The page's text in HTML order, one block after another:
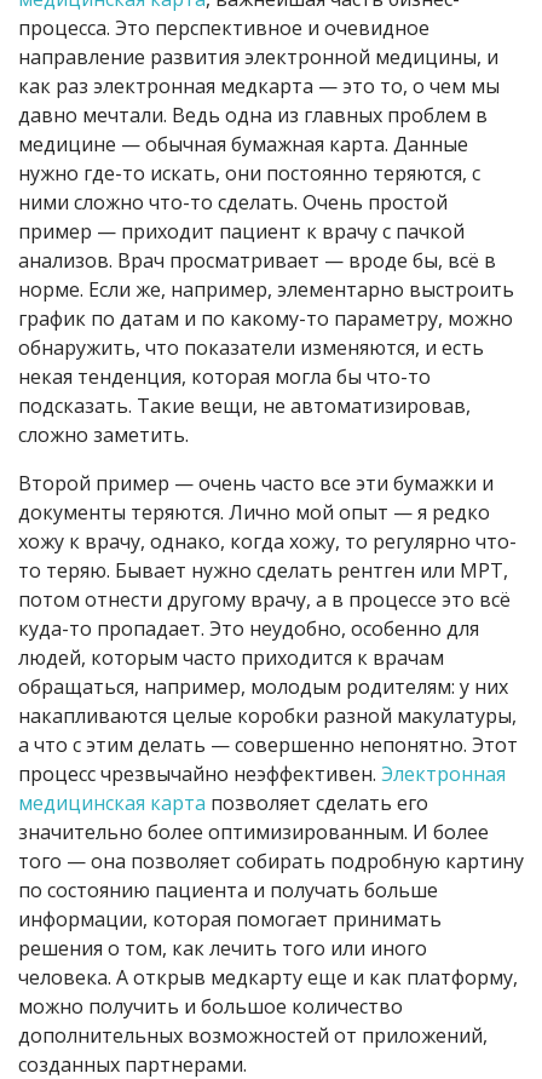
процесса. Это перспективное и очевидное
направление развития электронной медицины, и
как раз электронная медкарта — это то, о чем мы
давно мечтали. Ведь одна из главных проблем в
медицине — обычная бумажная карта. Данные
нужно где-то искать, они постоянно теряются, с
ними сложно что-то сделать. Очень простой
пример — приходит пациент к врачу с пачкой
анализов. Врач просматривает — вроде бы, всё в
норме. Если же, например, элементарно выстроить
график по датам и по какому-то параметру, можно
обнаружить, что показатели изменяются, и есть
некая тенденция, которая могла бы что-то
подсказать. Такие вещи, не автоматизировав,
сложно заметить.
Второй пример — очень часто все эти бумажки и
документы теряются. Лично мой опыт — я редко
хожу к врачу, однако, когда хожу, то регулярно что-
то теряю. Бывает нужно сделать рентген или МРТ,
потом отнести другому врачу, а в процессе это всё
куда-то пропадает. Это неудобно, особенно для
людей, которым часто приходится к врачам
обращаться, например, молодым родителям: у них
накапливаются целые коробки разной макулатуры,
а что с этим делать — совершенно непонятно. Этот
процесс чрезвычайно неэффективен. Электронная
медицинская карта позволяет сделать его
значительно более оптимизированным. И более
того — она позволяет собирать подробную картину
по состоянию пациента и получать больше
информации, которая помогает принимать
решения о том, как лечить того или иного
человека. А открыв медкарту еще и как платформу,
можно получить и большое количество
дополнительных возможностей от приложений,
созданных партнерами.